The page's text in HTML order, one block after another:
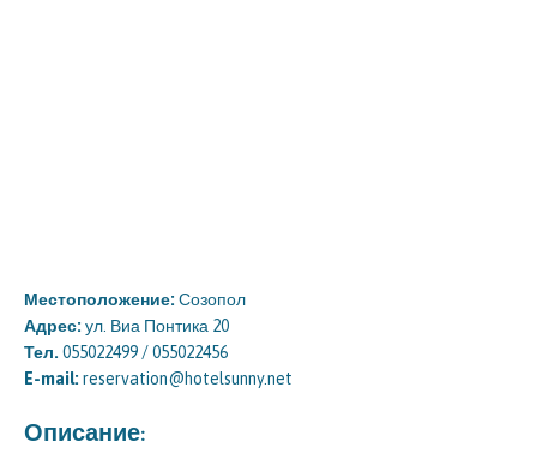
Местоположение: Созопол
Адрес: ул. Виа Понтика 20
Тел. 055022499 / 055022456
E-mail: reservation@hotelsunny.net
Описание: